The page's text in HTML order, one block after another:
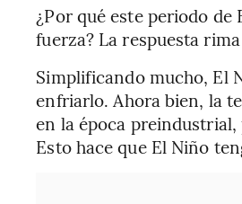
¿Por qué este periodo de
fuerza? La respuesta
Simplificando mucho, El
enfriarlo. Ahora bien, la
en la época
Esto hace que El Niño